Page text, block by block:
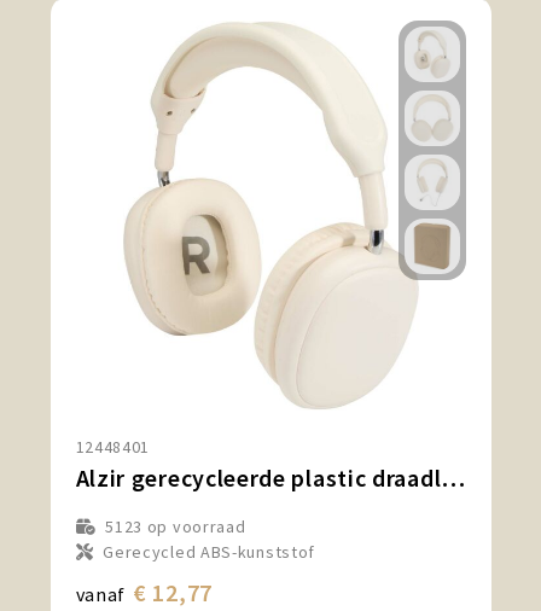
12448401
Alzir gerecycleerde plastic draadloze Bluetooth®-hoofdtelefoon over-ear
5123 op voorraad
Gerecycled ABS-kunststof
vanaf € 12,77